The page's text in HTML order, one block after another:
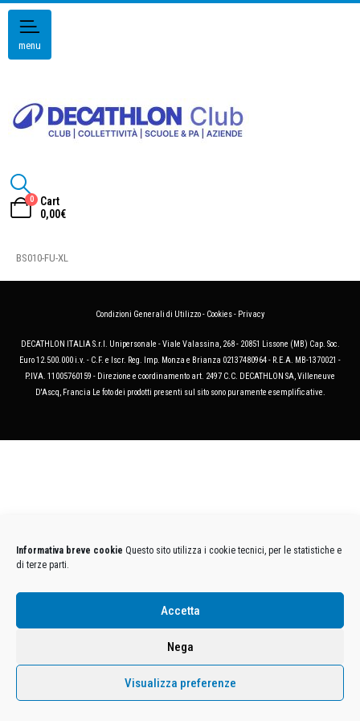
Informativa breve cookie Questo sito utilizza i cookie tecnici, per le statistiche e
di terze parti.
Accetta
Nega
Visualizza preferenze
menu
0
Cart
0,00€
BS010-FU-XL
Condizioni Generali di Utilizzo- Cookies- Privacy
DECATHLON ITALIA S.r.l. Unipersonale - Viale Valassina, 268 - 20851 Lissone (MB) Cap. Soc.
Euro 12.500.000 i.v. - C.F. e Iscr. Reg. Imp. Monza e Brianza 02137480964 - R.E.A. MB-1370021 -
P.IVA. 11005760159 - Direzione e coordinamento art. 2497 C.C. DECATHLON SA, Villeneuve
D'Ascq, Francia Le foto dei prodotti presenti sul sito sono puramente esemplificative.